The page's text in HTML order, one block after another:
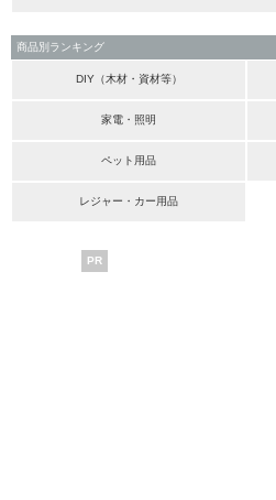
商品別ランキング
DIY（木材・資材等）
家電・照明
ペット用品
レジャー・カー用品
PR